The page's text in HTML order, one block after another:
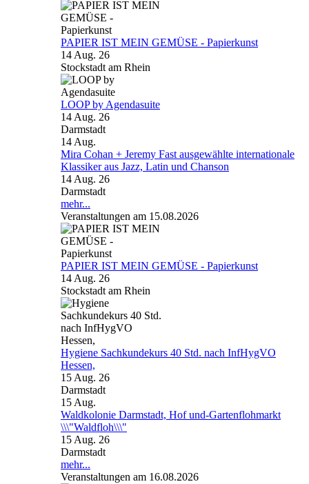
PAPIER IST MEIN GEMÜSE - Papierkunst
14 Aug. 26
Stockstadt am Rhein
LOOP by Agendasuite
14 Aug. 26
Darmstadt
14Aug.
Mira Cohan + Jeremy Fast ausgewählte internationale
Klassiker aus Jazz, Latin und Chanson
14 Aug. 26
Darmstadt
mehr...
Veranstaltungen am 15.08.2026
PAPIER IST MEIN GEMÜSE - Papierkunst
14 Aug. 26
Stockstadt am Rhein
Hygiene Sachkundekurs 40 Std. nach InfHygVO
Hessen,
15 Aug. 26
Darmstadt
15Aug.
Waldkolonie Darmstadt, Hof und-Gartenflohmarkt
\\\"Waldfloh\\\"
15 Aug. 26
Darmstadt
mehr...
Veranstaltungen am 16.08.2026